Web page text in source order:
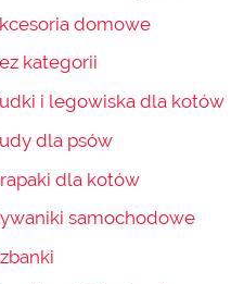
domowe
kategorii
i legowiska dla kotów
dla psów
dla kotów
samochodowe